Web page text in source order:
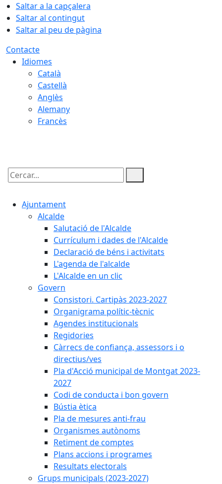
Saltar a la capçalera
Saltar al contingut
Saltar al peu de pàgina
Contacte
Idiomes
Català
Castellà
Anglès
Alemany
Francès
Cercar:
Ajuntament
Alcalde
Salutació de l'Alcalde
Currículum i dades de l'Alcalde
Declaració de béns i activitats
L'agenda de l'alcalde
L'Alcalde en un clic
Govern
Consistori. Cartipàs 2023-2027
Organigrama polític-tècnic
Agendes institucionals
Regidories
Càrrecs de confiança, assessors i o
directius/ves
Pla d'Acció municipal de Montgat 2023-
2027
Codi de conducta i bon govern
Bústia ètica
Pla de mesures anti-frau
Organismes autònoms
Retiment de comptes
Plans accions i programes
Resultats electorals
Grups municipals (2023-2027)